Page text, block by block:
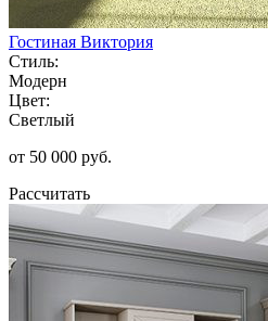
Гостиная Виктория
Стиль:
Модерн
Цвет:
Светлый
от 50 000 руб.
Рассчитать